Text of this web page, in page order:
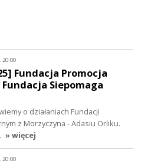
20:00
Fundacja Promocja
Siepomaga
o działaniach Fundacji
z Morzyczyna - Adasiu Orliku.
» więcej
20:00